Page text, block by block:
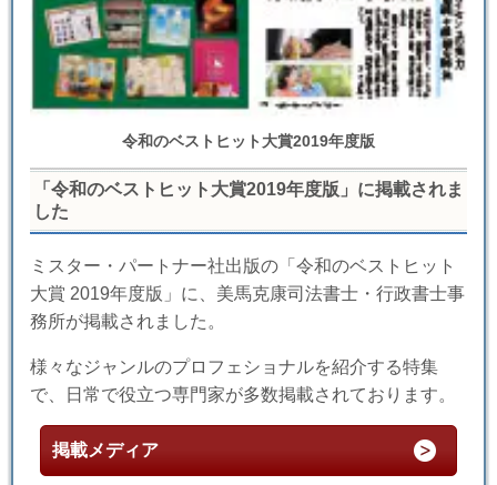
令和のベストヒット大賞2019年度版
「令和のベストヒット大賞2019年度版」に掲載されま
した
ミスター・パートナー社出版の「令和のベストヒット
大賞 2019年度版」に、美馬克康司法書士・行政書士事
務所が掲載されました。
様々なジャンルのプロフェショナルを紹介する特集
で、日常で役立つ専門家が多数掲載されております。
掲載メディア